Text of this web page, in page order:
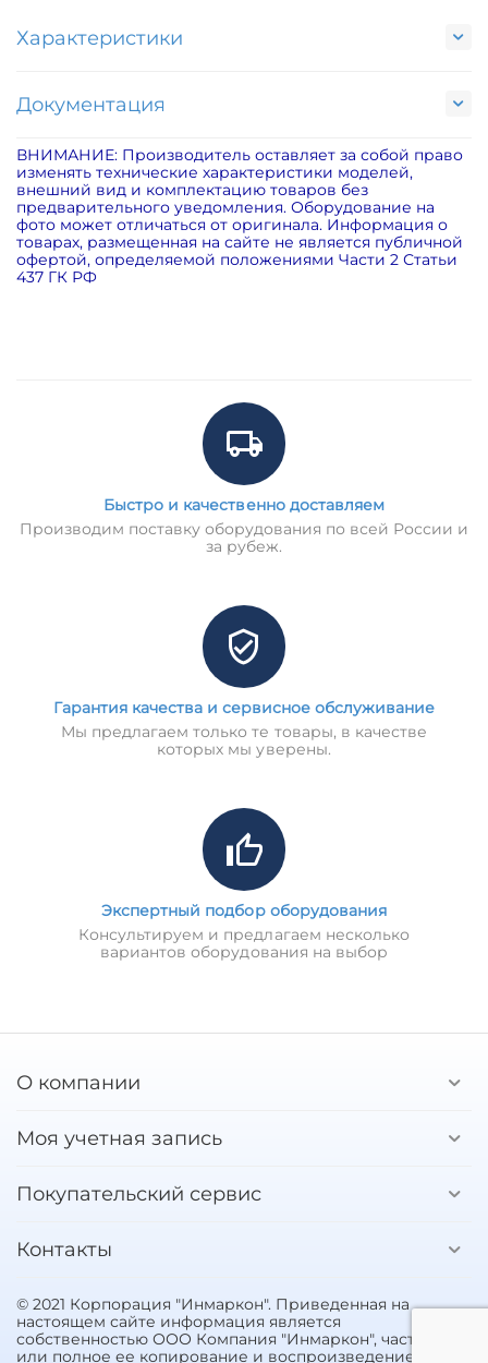
Характеристики
Документация
ВНИМАНИЕ: Производитель оставляет за собой право
изменять технические характеристики моделей,
внешний вид и комплектацию товаров без
предварительного уведомления. Оборудование на
фото может отличаться от оригинала. Информация о
товарах, размещенная на сайте не является публичной
офертой, определяемой положениями Части 2 Статьи
437 ГК РФ
Быстро и качественно доставляем
Производим поставку оборудования по всей России и
за рубеж.
Гарантия качества и сервисное обслуживание
Мы предлагаем только те товары, в качестве
которых мы уверены.
Экспертный подбор оборудования
Консультируем и предлагаем несколько
вариантов оборудования на выбор
О компании
Моя учетная запись
Покупательский сервис
Контакты
© 2021 Корпорация "Инмаркон". Приведенная на
настоящем сайте информация является
собственностью ООО Компания "Инмаркон", частичное
или полное ее копирование и воспроизведение